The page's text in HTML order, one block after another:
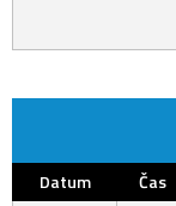
Datum Čas